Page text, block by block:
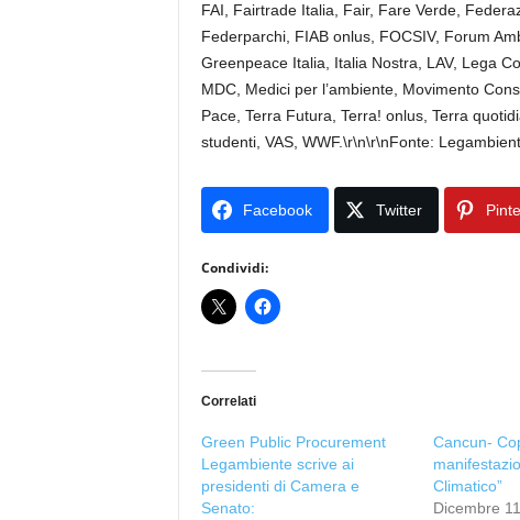
FAI, Fairtrade Italia, Fair, Fare Verde,
Federparchi, FIAB onlus, FOCSIV, Forum
Greenpeace Italia, Italia Nostra, LAV, Lega
MDC, Medici per l’ambiente, Movimento
Pace, Terra Futura, Terra! onlus, Terra
studenti, VAS, WWF.\r\n\r\nFonte:
Facebook Twitter
Condividi:
Correlati
Green Public Procurement
Legambiente scrive ai
presidenti di Camera e
Senato:
Cancun-
Climatico”
Dicembre